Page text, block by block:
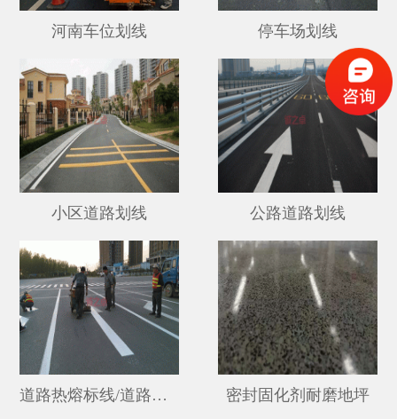
河南车位划线 停车场划线
小区道路划线 公路道路划线
道路热熔标线/道路划线 密封固化剂耐磨地坪